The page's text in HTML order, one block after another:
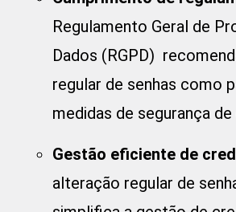
Regulamento Geral de
Dados (RGPD)
regular de senhas como
medidas de segurança de
Gestão eficiente de
alteração regular de